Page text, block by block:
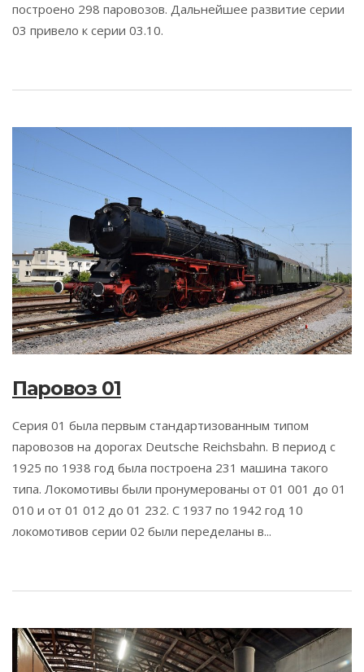
построено 298 паровозов. Дальнейшее развитие серии
03 привело к серии 03.10.
Паровоз 01
Серия 01 была первым стандартизованным типом
паровозов на дорогах Deutsche Reichsbahn. В период с
1925 по 1938 год была построена 231 машина такого
типа. Локомотивы были пронумерованы от 01 001 до 01
010 и от 01 012 до 01 232. С 1937 по 1942 год 10
локомотивов серии 02 были переделаны в...